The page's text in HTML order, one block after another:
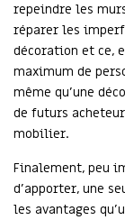
repeindre les
réparer les
décoration et ce,
maximum de
même qu’une
de futurs
mobilier.
Finalement, peu
d’apporter, une
les avantages